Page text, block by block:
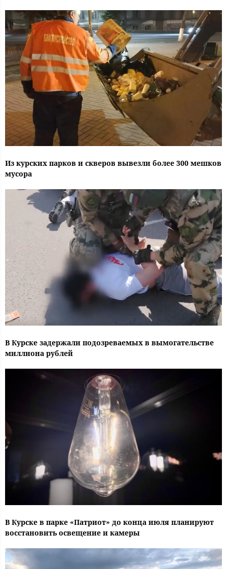
Из курских парков и скверов вывезли более 300 мешков
мусора
В Курске задержали подозреваемых в вымогательстве
миллиона рублей
В Курске в парке «Патриот» до конца июля планируют
восстановить освещение и камеры